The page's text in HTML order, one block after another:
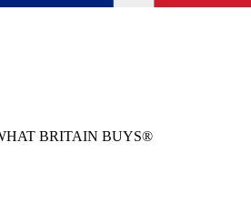
BRITAIN BUYS®